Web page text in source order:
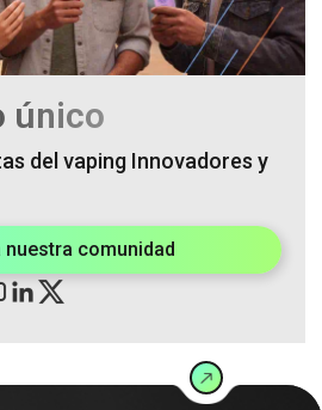
único
del vaping Innovadores y
nuestra comunidad